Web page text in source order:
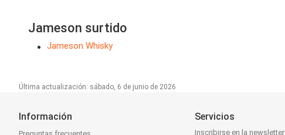
Jameson surtido
Jameson Whisky
Última actualización: sábado, 6 de junio de 2026
Información Servicios
Inscribirse en la newsletter